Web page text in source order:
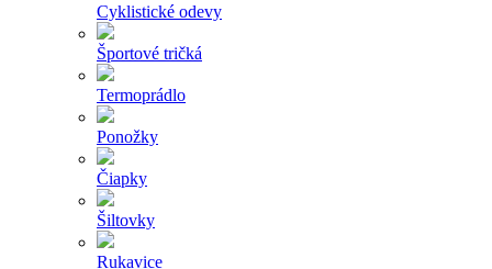
Cyklistické odevy
Športové tričká
Termoprádlo
Ponožky
Čiapky
Šiltovky
Rukavice